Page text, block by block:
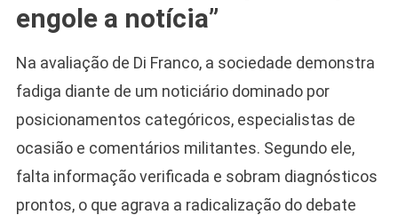
engole a notícia”
Na avaliação de Di Franco, a sociedade demonstra
fadiga diante de um noticiário dominado por
posicionamentos categóricos, especialistas de
ocasião e comentários militantes. Segundo ele,
falta informação verificada e sobram diagnósticos
prontos, o que agrava a radicalização do debate